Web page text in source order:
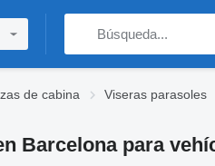
de cabina Viseras parasoles
Barcelona para